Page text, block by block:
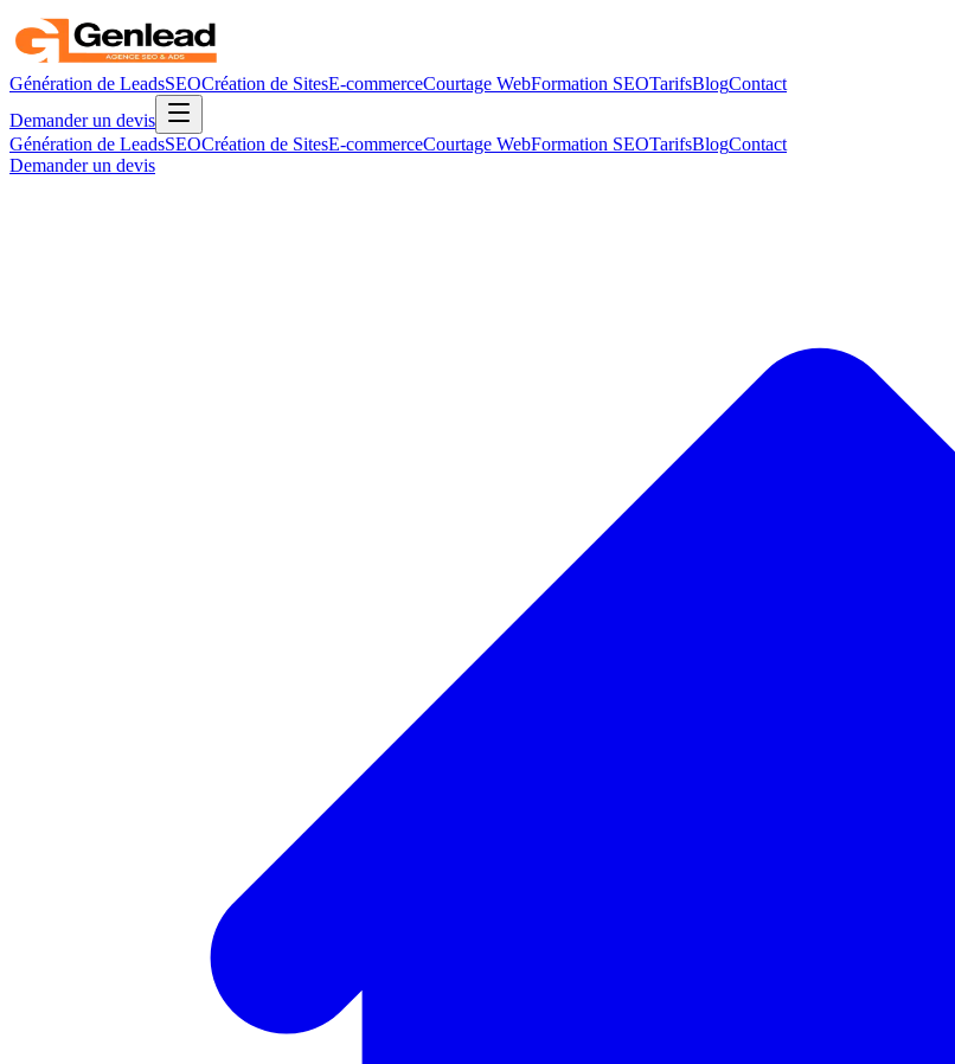
Génération de LeadsSEOCréation de SitesE-commerceCourtage WebFormation SEOTarifsBlogContact
Demander un devis
Génération de LeadsSEOCréation de SitesE-commerceCourtage WebFormation SEOTarifsBlogContact
Demander un devis